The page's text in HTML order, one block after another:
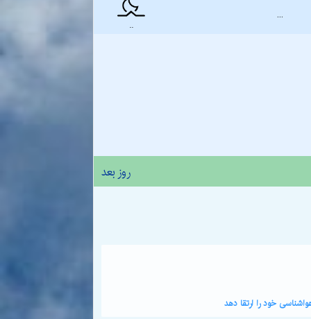
..
...
روز بعد
خود را ارتقا دهد